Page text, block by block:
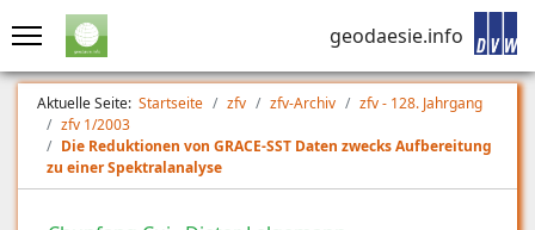
geodaesie.info
Aktuelle Seite: Startseite zfv zfv-Archiv
zfv - 128. Jahrgang
zfv 1/2003
Die Reduktionen von GRACE-SST Daten zwecks Aufbereitung
zu einer Spektralanalyse